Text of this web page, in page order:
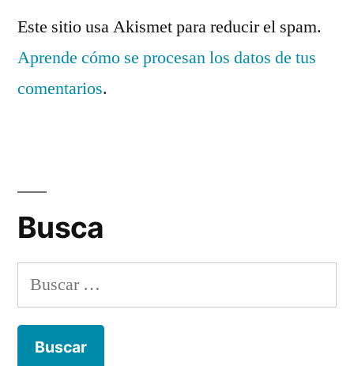
Este sitio usa Akismet para reducir el spam.
Aprende cómo se procesan los datos de tus
comentarios.
Busca
Buscar: